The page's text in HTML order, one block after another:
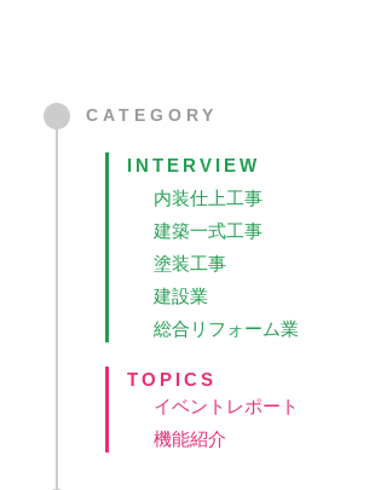
CATEGORY
INTERVIEW
内装仕上工事
建築一式工事
塗装工事
建設業
総合リフォーム業
TOPICS
イベントレポート
機能紹介